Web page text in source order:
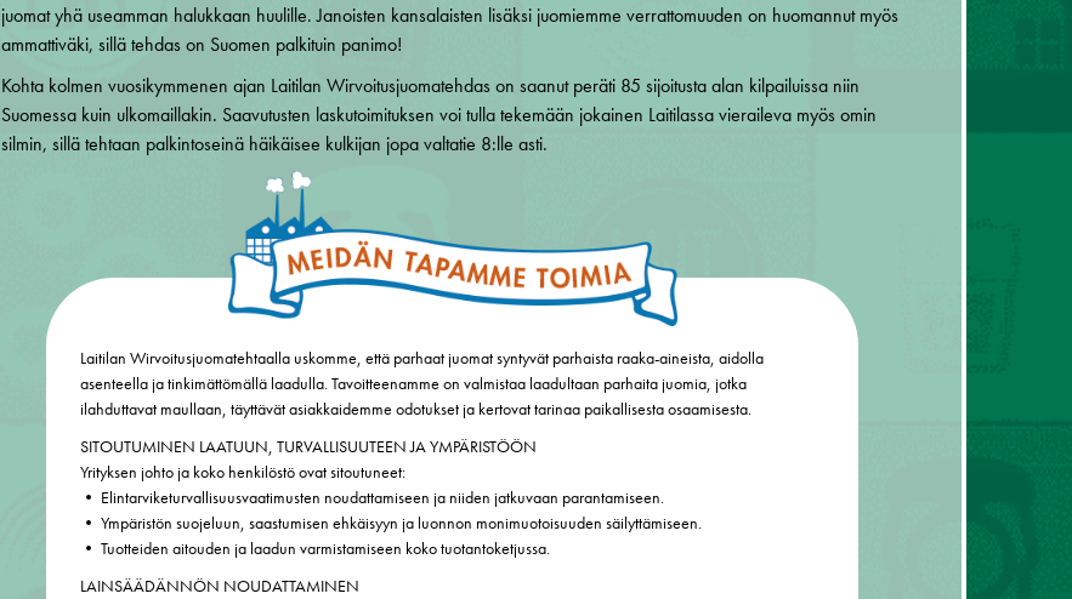
juomat yhä useamman halukkaan huulille. Janoisten kansalaisten lisäksi juomiemme verrattomuuden on huomannut myös
ammattiväki, sillä tehdas on Suomen palkituin panimo!
Kohta kolmen vuosikymmenen ajan Laitilan Wirvoitusjuomatehdas on saanut peräti 85 sijoitusta alan kilpailuissa niin
Suomessa kuin ulkomaillakin. Saavutusten laskutoimituksen voi tulla tekemään jokainen Laitilassa vieraileva myös omin
silmin, sillä tehtaan palkintoseinä häikäisee kulkijan jopa valtatie 8:lle asti.
Laitilan Wirvoitusjuomatehtaalla uskomme, että parhaat juomat syntyvät parhaista raaka-aineista, aidolla
asenteella ja tinkimättömällä laadulla. Tavoitteenamme on valmistaa laadultaan parhaita juomia, jotka
ilahduttavat maullaan, täyttävät asiakkaidemme odotukset ja kertovat tarinaa paikallisesta osaamisesta.
SITOUTUMINEN LAATUUN, TURVALLISUUTEEN JA YMPÄRISTÖÖN
Yrityksen johto ja koko henkilöstö ovat sitoutuneet:
• Elintarviketurvallisuusvaatimusten noudattamiseen ja niiden jatkuvaan parantamiseen.
• Ympäristön suojeluun, saastumisen ehkäisyyn ja luonnon monimuotoisuuden säilyttämiseen.
• Tuotteiden aitouden ja laadun varmistamiseen koko tuotantoketjussa.
LAINSÄÄDÄNNÖN NOUDATTAMINEN